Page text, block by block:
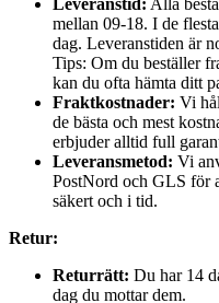
mellan 09-18. I de
dag. Leveranstiden är
Tips: Om du beställer
kan du ofta hämta ditt
Fraktkostnader: Vi
de bästa och mest
erbjuder alltid full
Leveransmetod: Vi
PostNord och GLS för
säkert och i tid.
Retur:
Returrätt: Du har 14
dag du mottar dem.